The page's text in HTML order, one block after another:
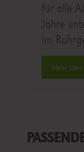
für alle
Jahre
im
Mehr